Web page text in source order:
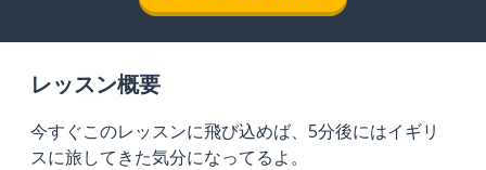
レッスン概要
今すぐこのレッスンに飛び込めば、5分後にはイギリ
スに旅してきた気分になってるよ。